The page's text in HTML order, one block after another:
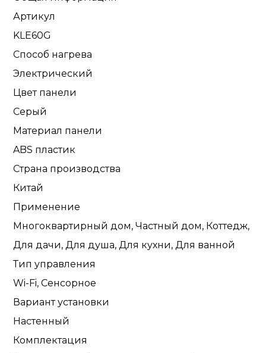
Артикул
KLE60G
Способ нагрева
Электрический
Цвет панели
Серый
Материал панели
ABS пластик
Страна производства
Китай
Применение
Многоквартирный дом, Частный дом, Коттедж,
Для дачи, Для душа, Для кухни, Для ванной
Тип управления
Wi-Fi, Сенсорное
Вариант установки
Настенный
Комплектация